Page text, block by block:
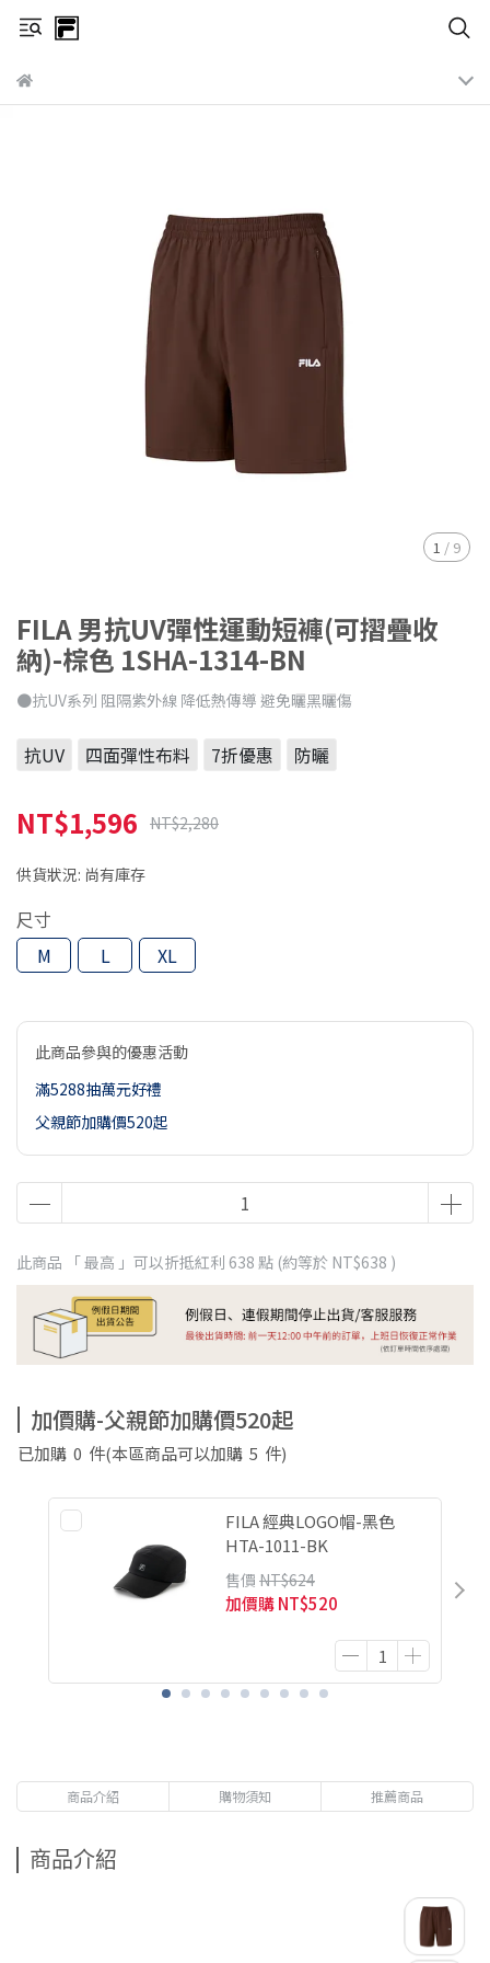
1 / 9
FILA 男抗UV彈性運動短褲(可摺疊收
納)-棕色 1SHA-1314-BN
●抗UV系列 阻隔紫外線 降低熱傳導 避免曬黑曬傷
抗UV 四面彈性布料 7折優惠 防曬
NT$1,596 NT$2,280
供貨狀況: 尚有庫存
尺寸
M
L XL
此商品參與的優惠活動
滿5288抽萬元好禮
父親節加購價520起
此商品 「 最高 」可以折抵紅利 638 點 (約等於 NT$638 )
加價購-父親節加購價520起
已加購 0 件(本區商品可以加購 5 件)
FILA 經典LOGO帽-黑色
HTA-1011-BK
售價 NT$624
加價購NT$520
商品介紹 購物須知 推薦商品
商品介紹